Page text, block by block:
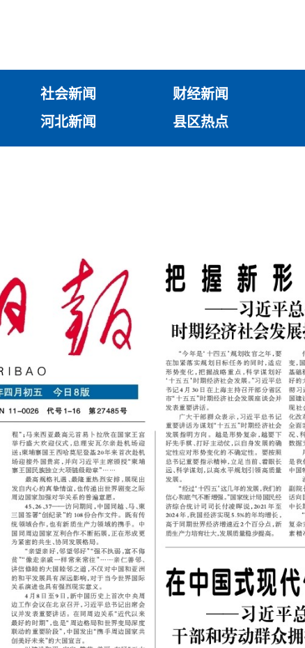
社会新闻 财经新闻
河北新闻 县区热点